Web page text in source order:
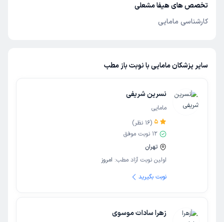
تخصص های هیفا مشعلی
کارشناسی مامایی
سایر پزشکان مامایی با نوبت باز مطب
نسرین شریفی
مامایی
5
(
16 نظر)
12 نوبت موفق
تهران
اولین نوبت آزاد مطب: امروز
نوبت بگیرید
زهرا سادات موسوی